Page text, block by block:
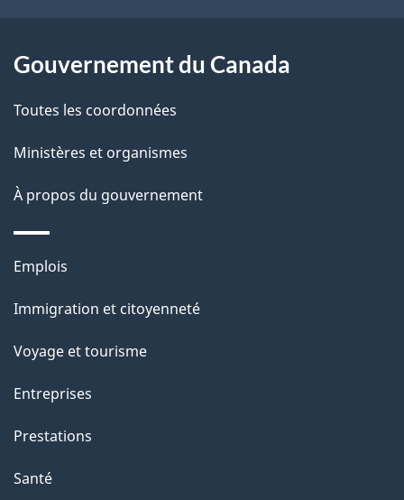
d
e
p
a
site
Gouvernement du Canada
Toutes les coordonnées
Ministères et organismes
À propos du gouvernement
Thèmes
sujets
Emplois
Immigration et citoyenneté
Voyage et tourisme
Entreprises
Prestations
Santé